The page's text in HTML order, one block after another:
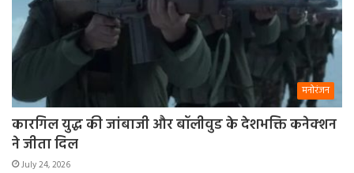
मनोरंजन
कारगिल युद्ध की जांबाजी और बॉलीवुड के देशभक्ति कनेक्शन
ने जीता दिल
July 24, 2026